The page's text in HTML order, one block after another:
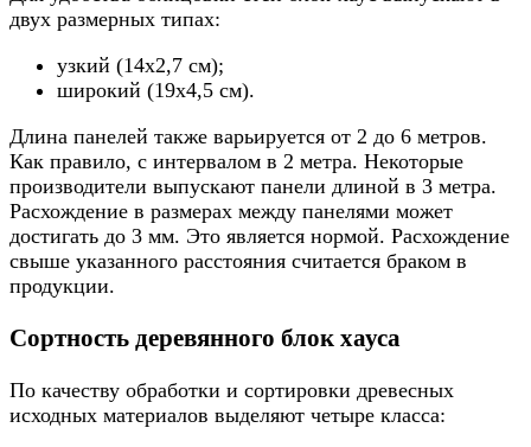
двух размерных типах:
узкий (14х2,7 см);
широкий (19х4,5 см).
Длина панелей также варьируется от 2 до 6 метров.
Как правило, с интервалом в 2 метра. Некоторые
производители выпускают панели длиной в 3 метра.
Расхождение в размерах между панелями может
достигать до 3 мм. Это является нормой. Расхождение
свыше указанного расстояния считается браком в
продукции.
Сортность деревянного блок хауса
По качеству обработки и сортировки древесных
исходных материалов выделяют четыре класса: